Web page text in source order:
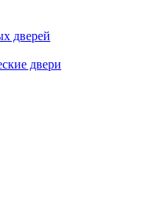
дверей
двери